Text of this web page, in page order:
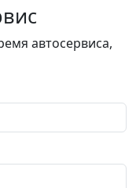
автосервиса,